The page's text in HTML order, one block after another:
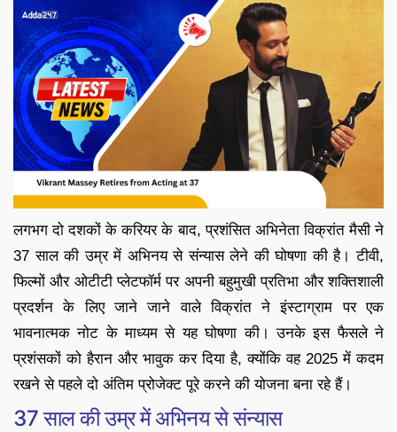
लगभग दो दशकों के करियर के बाद, प्रशंसित अभिनेता विक्रांत मैसी ने
37 साल की उम्र में अभिनय से संन्यास लेने की घोषणा की है। टीवी,
फिल्मों और ओटीटी प्लेटफॉर्म पर अपनी बहुमुखी प्रतिभा और शक्तिशाली
प्रदर्शन के लिए जाने जाने वाले विक्रांत ने इंस्टाग्राम पर एक
भावनात्मक नोट के माध्यम से यह घोषणा की। उनके इस फैसले ने
प्रशंसकों को हैरान और भावुक कर दिया है, क्योंकि वह 2025 में कदम
रखने से पहले दो अंतिम प्रोजेक्ट पूरे करने की योजना बना रहे हैं।
37 साल की उम्र में अभिनय से संन्यास